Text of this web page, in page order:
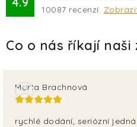
10087 recenzí.
Marta Brachnová
rychlé dodání, seriózní